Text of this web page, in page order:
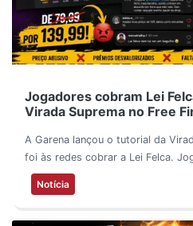
Jogadores cobram Lei
Virada Suprema no Free
A Garena lançou o tutorial da
foi às redes cobrar a Lei Felca.
Notícia